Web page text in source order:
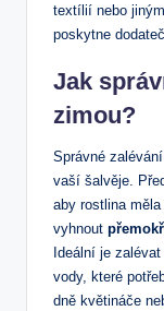
textílií nebo
poskytne
Jak
zimou?
Správné
‍vaší šalvěje.
aby rostlina
vyhnout⁣
Ideální je
vody, které
dně květináče